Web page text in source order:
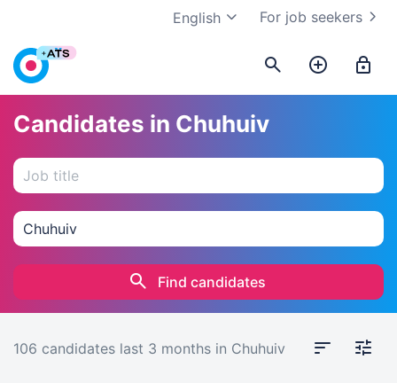
For job seekers
English
Candidates in Chuhuiv
Find candidates
106 candidates last 3 months in Chuhuiv